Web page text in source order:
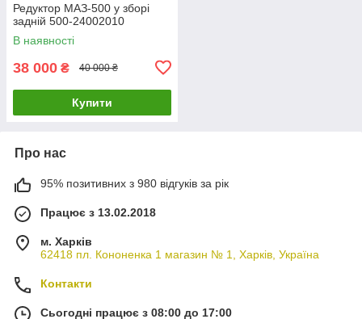
Редуктор МАЗ-500 у зборі
задній 500-24002010
В наявності
38 000 ₴ 40 000 ₴
Купити
Про нас
95% позитивних з 980 відгуків за рік
Працює з 13.02.2018
м. Харків
62418 пл. Кононенка 1 магазин № 1, Харків, Україна
Контакти
Сьогодні працює з 08:00 до 17:00